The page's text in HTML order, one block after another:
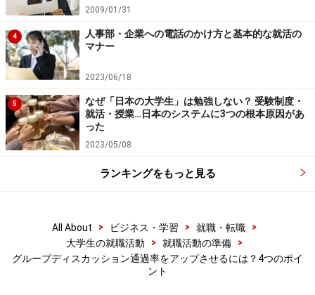
れるのではなく、姿勢や話し方、表情や声のトーンな
ど、周りから見た印象にも気をつかいましょう。
選考基準と通過率は企業によって違う
そもそも余計なストレスを感じないために理解しておき
たいのは、企業によってグループディスカッションにお
ける選考基準と通過率は違う、ということです。
力があって、一言でも何か新しいアイデアを出せるか」
が合否のポイントです。ある商社では「選考担当者が自
分より能力が高いと思える人を合格にする」ということ
2009/01/31
4
人事部・企業への電話のかけ方と基本的な就活の
マナー
2023/06/18
5
なぜ「日本の大学生」は勉強しない？ 受験制度・
就活・授業…日本のシステムに3つの根本原因があ
った
2023/05/08
ランキングをもっと見る
All About > ビジネス・学習 > 就職・転職
>
大学生の就職活動
> 就職活動の準備
>
グループディスカッション通過率をアップさせるには？4つのポイ
ント